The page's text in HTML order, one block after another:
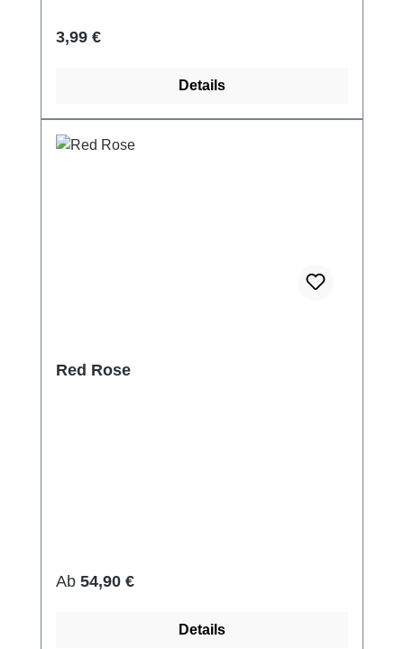
Regulärer Preis:
3,99 €
Details
Red Rose
Regulärer Preis:
Ab 54,90 €
Details